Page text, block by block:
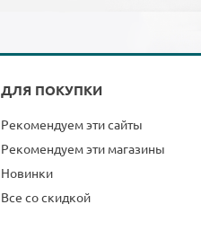
ДЛЯ ПОКУПКИ
Рекомендуем эти сайты
Рекомендуем эти магазины
Новинки
Все со скидкой